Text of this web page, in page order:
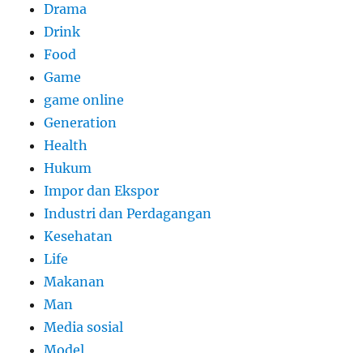
Drama
Drink
Food
Game
game online
Generation
Health
Hukum
Impor dan Ekspor
Industri dan Perdagangan
Kesehatan
Life
Makanan
Man
Media sosial